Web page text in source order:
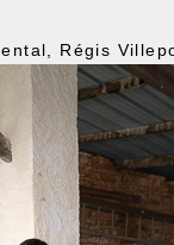
Régis